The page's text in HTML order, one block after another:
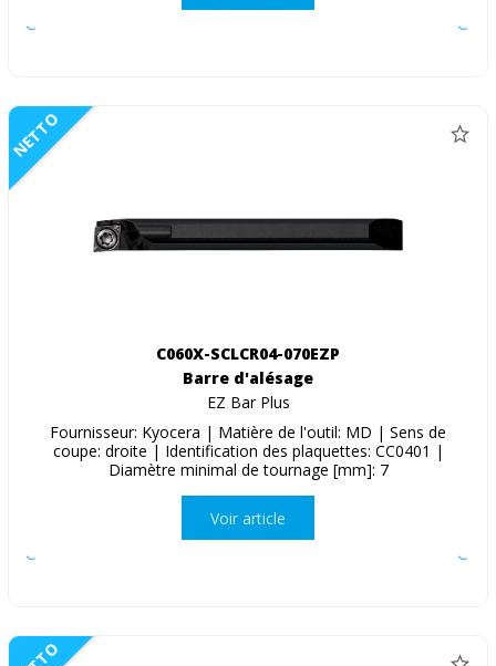
NETTO
C060X-SCLCR04-070EZP
Barre d'alésage
EZ Bar Plus
Fournisseur: Kyocera | Matière de l'outil: MD | Sens de
coupe: droite | Identification des plaquettes: CC0401 |
Diamètre minimal de tournage [mm]: 7
Voir article